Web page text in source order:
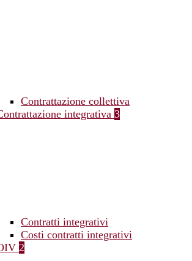
Contrattazione collettiva
integrativa 3
Contratti integrativi
Costi contratti integrativi
2